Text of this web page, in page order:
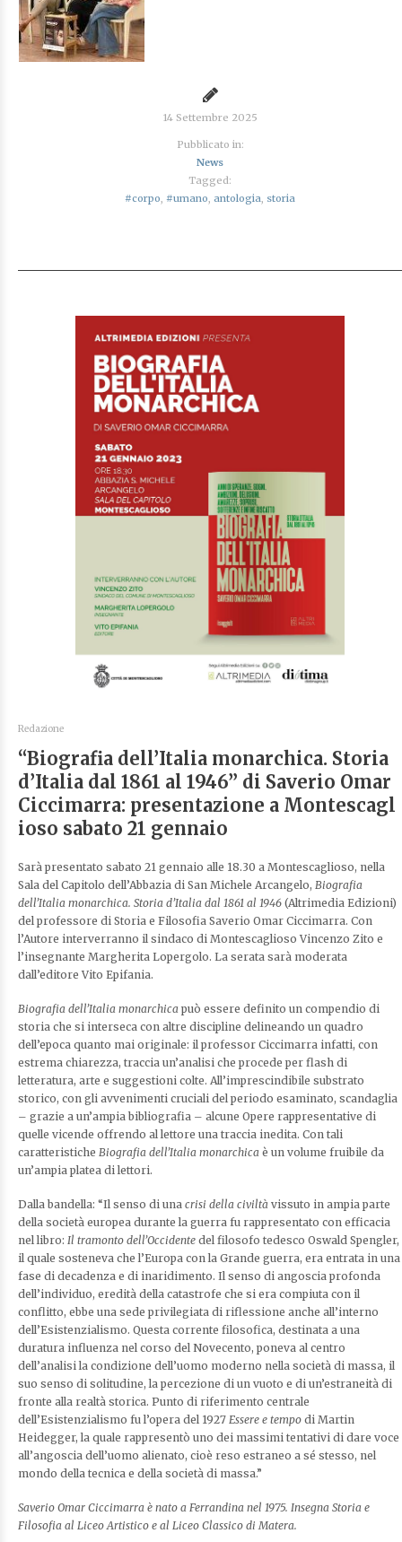
14 Settembre 2025
Pubblicato in:
News
Tagged:
#corpo, #umano, antologia, storia
Redazione
“Biografia dell’Italia monarchica. Storia
d’Italia dal 1861 al 1946” di Saverio Omar
Ciccimarra: presentazione a Montescagl
ioso sabato 21 gennaio
Sarà presentato sabato 21 gennaio alle 18.30 a Montescaglioso, nella
Sala del Capitolo dell’Abbazia di San Michele Arcangelo, Biografia
dell’Italia monarchica. Storia d’Italia dal 1861 al 1946 (Altrimedia Edizioni)
del professore di Storia e Filosofia Saverio Omar Ciccimarra. Con
l’Autore interverranno il sindaco di Montescaglioso Vincenzo Zito e
l’insegnante Margherita Lopergolo. La serata sarà moderata
dall’editore Vito Epifania.
Biografia dell’Italia monarchica può essere definito un compendio di
storia che si interseca con altre discipline delineando un quadro
dell’epoca quanto mai originale: il professor Ciccimarra infatti, con
estrema chiarezza, traccia un’analisi che procede per flash di
letteratura, arte e suggestioni colte. All’imprescindibile substrato
storico, con gli avvenimenti cruciali del periodo esaminato, scandaglia
– grazie a un’ampia bibliografia – alcune Opere rappresentative di
quelle vicende offrendo al lettore una traccia inedita. Con tali
caratteristiche Biografia dell’Italia monarchica è un volume fruibile da
un’ampia platea di lettori.
Dalla bandella: “Il senso di una crisi della civiltà vissuto in ampia parte
della società europea durante la guerra fu rappresentato con efficacia
nel libro: Il tramonto dell’Occidente del filosofo tedesco Oswald Spengler,
il quale sosteneva che l’Europa con la Grande guerra, era entrata in una
fase di decadenza e di inaridimento. Il senso di angoscia profonda
dell’individuo, eredità della catastrofe che si era compiuta con il
conflitto, ebbe una sede privilegiata di riflessione anche all’interno
dell’Esistenzialismo. Questa corrente filosofica, destinata a una
duratura influenza nel corso del Novecento, poneva al centro
dell’analisi la condizione dell’uomo moderno nella società di massa, il
suo senso di solitudine, la percezione di un vuoto e di un’estraneità di
fronte alla realtà storica. Punto di riferimento centrale
dell’Esistenzialismo fu l’opera del 1927 Essere e tempo di Martin
Heidegger, la quale rappresentò uno dei massimi tentativi di dare voce
all’angoscia dell’uomo alienato, cioè reso estraneo a sé stesso, nel
mondo della tecnica e della società di massa.”
Saverio Omar Ciccimarra è nato a Ferrandina nel 1975. Insegna Storia e
Filosofia al Liceo Artistico e al Liceo Classico di Matera.